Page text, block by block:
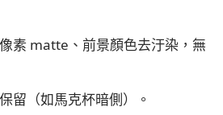
素 matte、前景顏色去汙染，無
（如馬克杯暗側）。